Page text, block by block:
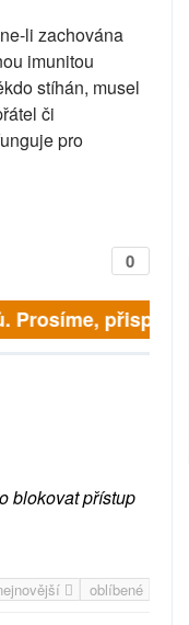
li zachována
imunitou
stíhán, musel
či
pro
0
přispějte. ➥
blokovat přístup
oblíbené